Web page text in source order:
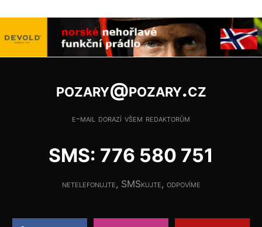
pozary@pozary.cz
e-mail dorazí všem redaktorům
SMS: 776 580 751
netelefonujte, SMSkujte, odpovíme